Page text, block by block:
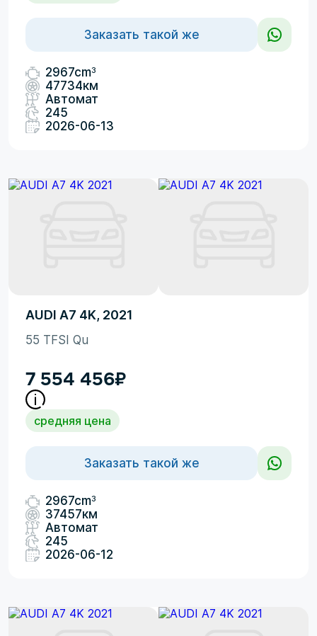
Заказать такой же
2967cm3
47734км
Автомат
245
2026-06-13
AUDI A7 4K, 2021
55 TFSI Qu
7 554 456₽
средняя цена
Заказать такой же
2967cm3
37457км
Автомат
245
2026-06-12